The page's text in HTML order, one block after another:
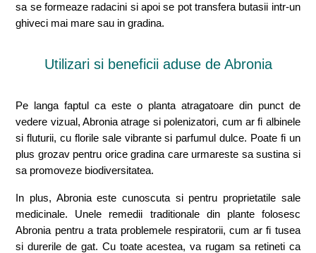
sa se formeaze radacini si apoi se pot transfera butasii intr-un
ghiveci mai mare sau in gradina.
Utilizari si beneficii aduse de Abronia
Pe langa faptul ca este o planta atragatoare din punct de
vedere vizual, Abronia atrage si polenizatori, cum ar fi albinele
si fluturii, cu florile sale vibrante si parfumul dulce. Poate fi un
plus grozav pentru orice gradina care urmareste sa sustina si
sa promoveze biodiversitatea.
In plus, Abronia este cunoscuta si pentru proprietatile sale
medicinale. Unele remedii traditionale din plante folosesc
Abronia pentru a trata problemele respiratorii, cum ar fi tusea
si durerile de gat. Cu toate acestea, va rugam sa retineti ca